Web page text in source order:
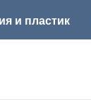
и пластик